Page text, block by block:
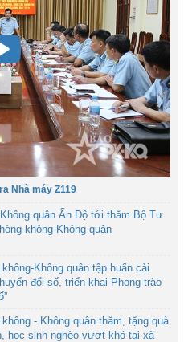
Nhà máy Z119
quân Ấn Độ tới thăm Bộ Tư
không-Không quân
Không quân tập huấn cải
đổi số, triển khai Phong trào
- Không quân thăm, tặng quà
học sinh nghèo vượt khó tại xã